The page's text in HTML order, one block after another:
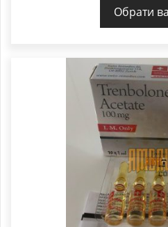
Обрати